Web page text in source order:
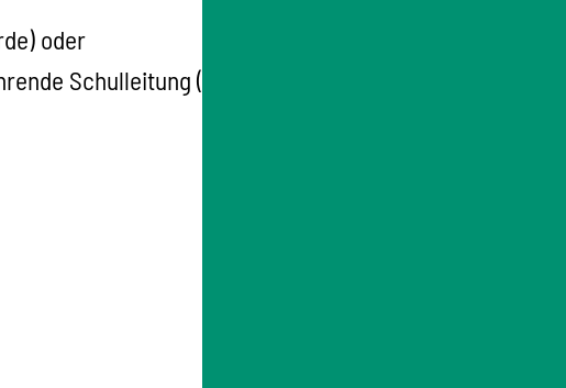
oder
Schulleitung (die Stamm-Grundschule gibt